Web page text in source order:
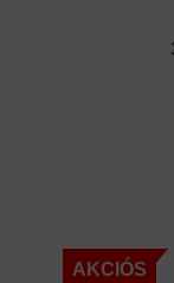
AKCIÓS